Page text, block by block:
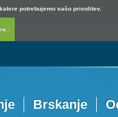
potrebujemo vašo privolitev.
Brskanje